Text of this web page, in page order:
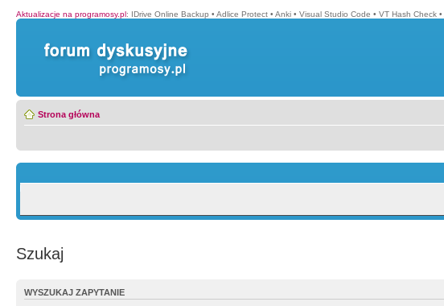
Aktualizacje na programosy.pl: IDrive Online Backup • Adlice Protect • Anki • Visual Studio Code • VT Hash Check •
Strona główna
Szukaj
WYSZUKAJ ZAPYTANIE